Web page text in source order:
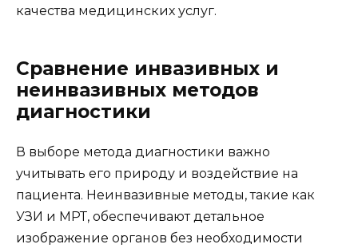
качества медицинских услуг.
Сравнение инвазивных и
неинвазивных методов
диагностики
В выборе метода диагностики важно
учитывать его природу и воздействие на
пациента. Неинвазивные методы, такие как
УЗИ и МРТ, обеспечивают детальное
изображение органов без необходимости